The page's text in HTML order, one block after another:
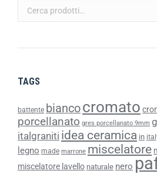
TAGS
battente biancocromato
porcellanato gres porcellanato 9mm
italgraniti idea ceramica in
legno made marrone miscelatore
miscelatore lavello naturale nero